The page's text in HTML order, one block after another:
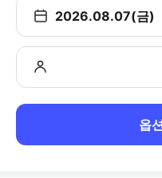
2026.08.07(금)
옵